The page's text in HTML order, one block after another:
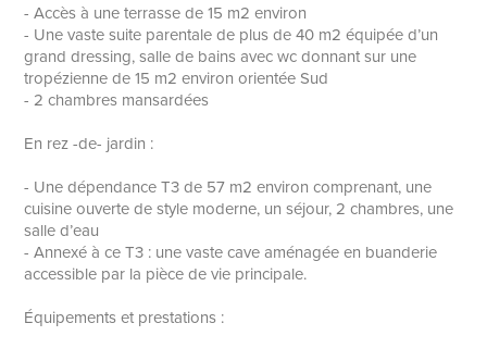
- Accès à une terrasse de 15 m2 environ
- Une vaste suite parentale de plus de 40 m2 équipée d’un
grand dressing, salle de bains avec wc donnant sur une
tropézienne de 15 m2 environ orientée Sud
- 2 chambres mansardées
En rez -de- jardin :
- Une dépendance T3 de 57 m2 environ comprenant, une
cuisine ouverte de style moderne, un séjour, 2 chambres, une
salle d’eau
- Annexé à ce T3 : une vaste cave aménagée en buanderie
accessible par la pièce de vie principale.
Équipements et prestations :